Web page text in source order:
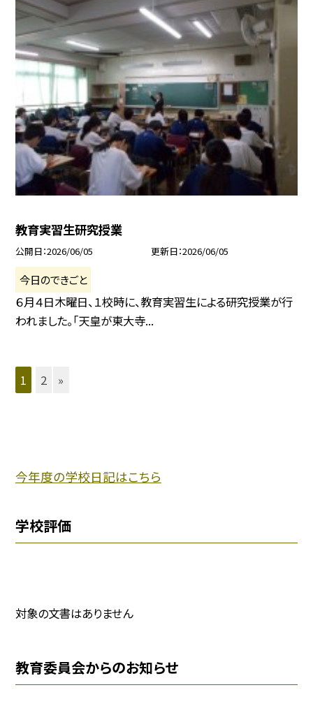
教育実習生研究授業
公開日 2026/06/05 更新日 2026/06/05
今日のできごと
６月４日木曜日、１校時に、教育実習生による研究授業が行
われました。「天皇が東大寺...
1 2 »
今年度の学校日記はこちら
学校評価
対象の文書はありません
教育委員会からのお知らせ